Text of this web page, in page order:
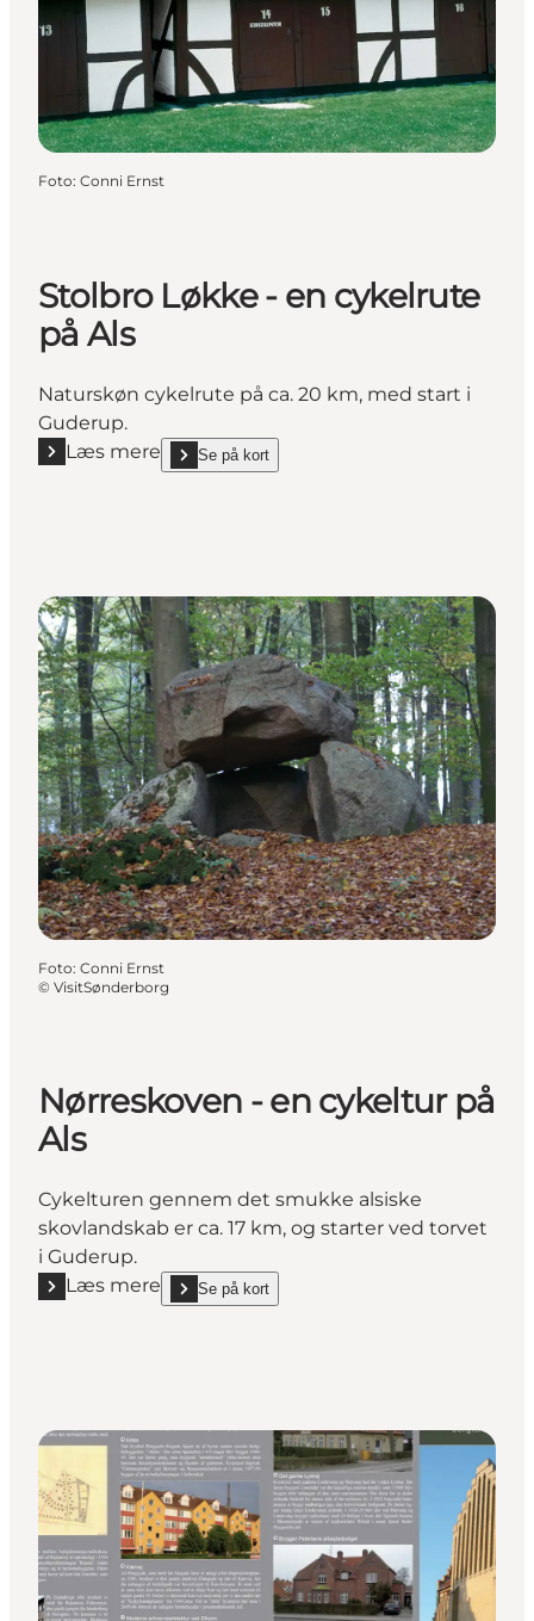
Foto: Conni Ernst
Stolbro Løkke - en cykelrute
på Als
Naturskøn cykelrute på ca. 20 km, med start i
Guderup.
Læs mere
Læs mere "Stolbro Løkke - en cykelrute på Als"
Se på kort
show Stolbro Løkke - en cykelrute på Als on_map
Foto: Conni Ernst
© VisitSønderborg
Nørreskoven - en cykeltur på
Als
Cykelturen gennem det smukke alsiske
skovlandskab er ca. 17 km, og starter ved torvet
i Guderup.
Læs mere
Læs mere "Nørreskoven - en cykeltur på Als"
Se på kort
show Nørreskoven - en cykeltur på Als on_map